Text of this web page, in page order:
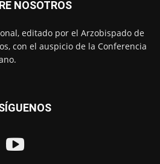
NOSOTROS
editado por el Arzobispado de
con el auspicio de la Conferencia